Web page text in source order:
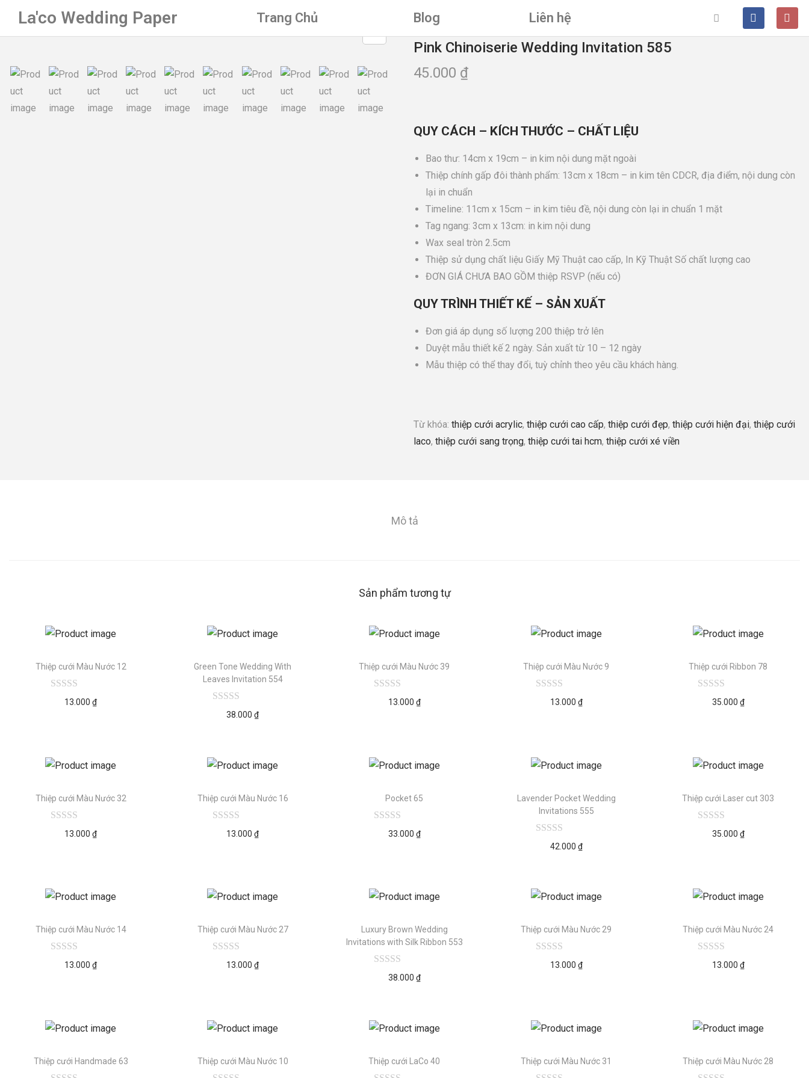
La'co Wedding Paper Trang Chủ Blog Liên hệ
Pink Chinoiserie Wedding Invitation 585
45.000 ₫
QUY CÁCH – KÍCH THƯỚC – CHẤT LIỆU
Bao thư: 14cm x 19cm – in kim nội dung mặt ngoài
Thiệp chính gấp đôi thành phẩm: 13cm x 18cm – in kim tên CDCR, địa điểm, nội dung còn
lại in chuẩn
Timeline: 11cm x 15cm – in kim tiêu đề, nội dung còn lại in chuẩn 1 mặt
Tag ngang: 3cm x 13cm: in kim nội dung
Wax seal tròn 2.5cm
Thiệp sử dụng chất liệu Giấy Mỹ Thuật cao cấp, In Kỹ Thuật Số chất lượng cao
ĐƠN GIÁ CHƯA BAO GỒM thiệp RSVP (nếu có)
QUY TRÌNH THIẾT KẾ – SẢN XUẤT
Đơn giá áp dụng số lượng 200 thiệp trở lên
Duyệt mẫu thiết kế 2 ngày. Sản xuất từ 10 – 12 ngày
Mẫu thiệp có thể thay đổi, tuỳ chỉnh theo yêu cầu khách hàng.
Từ khóa: thiệp cưới acrylic, thiệp cưới cao cấp, thiệp cưới đẹp, thiệp cưới hiện đại, thiệp cưới
laco, thiệp cưới sang trọng, thiệp cưới tai hcm, thiệp cưới xé viền
Mô tả
Sản phẩm tương tự
Thiệp cưới Màu Nước 12
13.000₫
Green Tone Wedding With
Leaves Invitation 554
38.000₫
Thiệp cưới Màu Nước 39
13.000 ₫
Thiệp cưới Màu Nước 9
13.000 ₫
Thiệp cưới Ribbon 78
35.000 ₫
Thiệp cưới Màu Nước 32
13.000₫
Thiệp cưới Màu Nước 16
13.000₫
Pocket 65
33.000 ₫
Lavender Pocket Wedding
Invitations 555
42.000 ₫
Thiệp cưới Laser cut 303
35.000 ₫
Thiệp cưới Màu Nước 14
13.000₫
Thiệp cưới Màu Nước 27
13.000₫
Luxury Brown Wedding
Invitations with Silk Ribbon 553
38.000 ₫
Thiệp cưới Màu Nước 29
13.000 ₫
Thiệp cưới Màu Nước 24
13.000 ₫
Thiệp cưới Handmade 63 Thiệp cưới Màu Nước 10 Thiệp cưới LaCo 40 Thiệp cưới Màu Nước 31 Thiệp cưới Màu Nước 28